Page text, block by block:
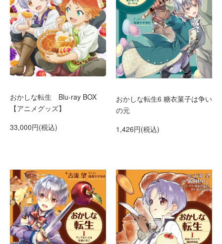
おかしな転生 Blu-ray BOX
【アニメグッズ】
33,000円(税込)
おかしな転生6 糖衣菓子は争い
の元
1,426円(税込)